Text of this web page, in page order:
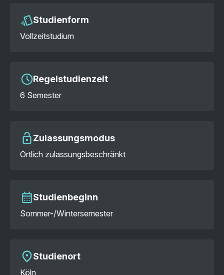
Studienform
Vollzeitstudium
Regelstudienzeit
6 Semester
Zulassungsmodus
Örtlich zulassungsbeschränkt
Studienbeginn
Sommer-/Wintersemester
Studienort
Köln